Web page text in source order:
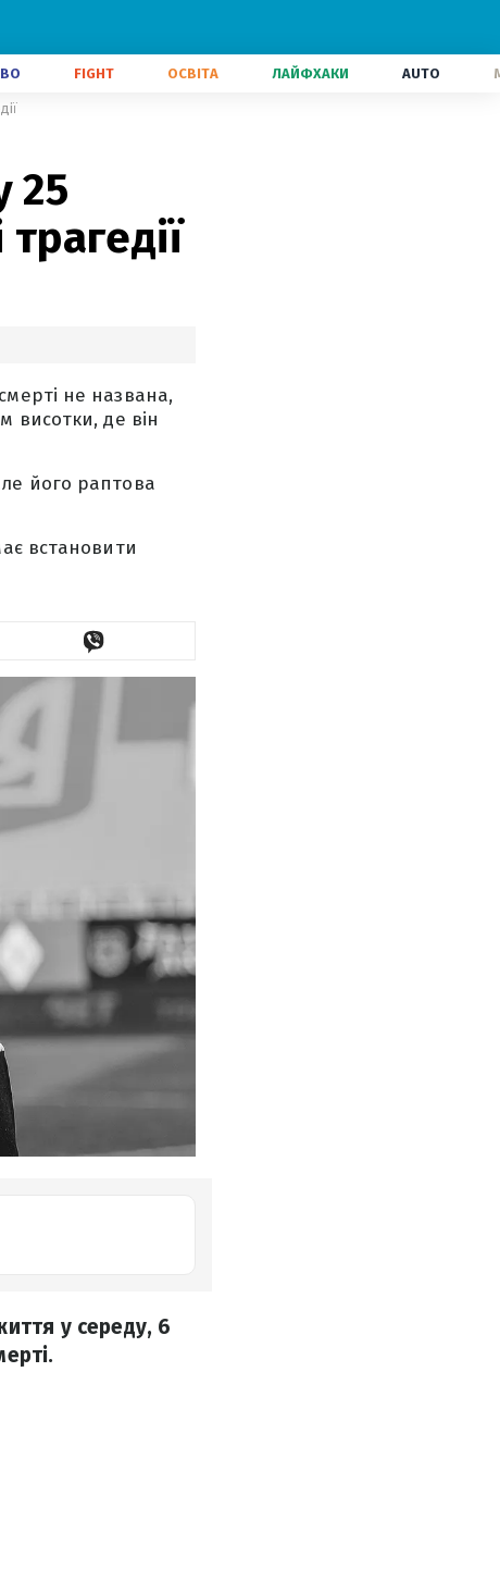
FIGHT ОСВІТА ЛАЙФХАКИ AUTO
25
не названа,
висотки, де він
його раптова
встановити
у середу, 6